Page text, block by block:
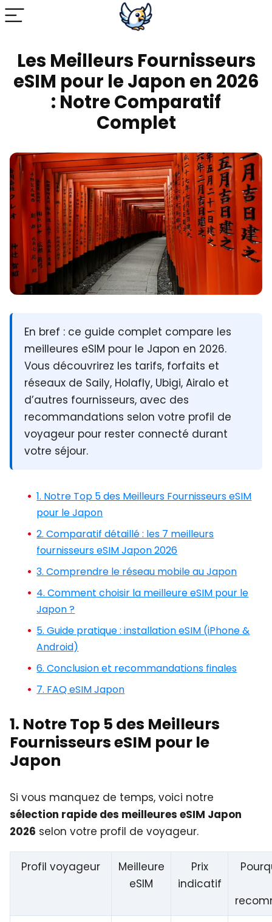
Les Meilleurs Fournisseurs
eSIM pour le Japon en 2026
: Notre Comparatif
Complet
En bref : ce guide complet compare les
meilleures eSIM pour le Japon en 2026.
Vous découvrirez les tarifs, forfaits et
réseaux de Saily, Holafly, Ubigi, Airalo et
d’autres fournisseurs, avec des
recommandations selon votre profil de
voyageur pour rester connecté durant
votre séjour.
1. Notre Top 5 des Meilleurs Fournisseurs eSIM
pour le Japon
2. Comparatif détaillé : les 7 meilleurs
fournisseurs eSIM Japon 2026
3. Comprendre le réseau mobile au Japon
4. Comment choisir la meilleure eSIM pour le
Japon ?
5. Guide pratique : installation eSIM (iPhone &
Android)
6. Conclusion et recommandations finales
7. FAQ eSIM Japon
1. Notre Top 5 des Meilleurs
Fournisseurs eSIM pour le
Japon
Si vous manquez de temps, voici notre
sélection rapide des meilleures eSIM Japon
2026 selon votre profil de voyageur.
Profil voyageur
Meilleure
eSIM
Prix
indicatif